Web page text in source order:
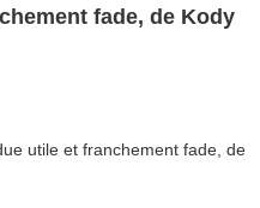
fade, de Kody